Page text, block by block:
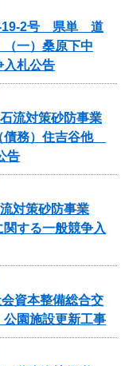
1-19-2号 県単 道
一）桑原下中
札公告
流対策砂防事業
債務）住吉谷他
告
対策砂防事業
する一般競争入
資本整備総合交
園施設更新工事